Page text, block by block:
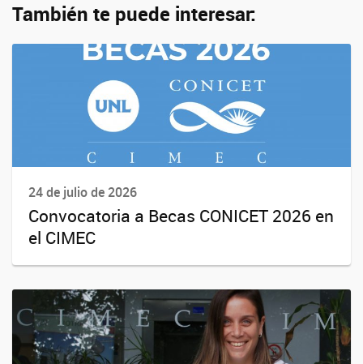
También te puede interesar:
24 de julio de 2026
Convocatoria a Becas CONICET 2026 en
el CIMEC